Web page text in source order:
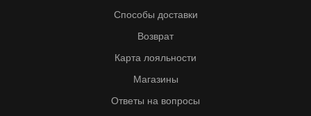
Способы доставки
Возврат
Карта лояльности
Магазины
Ответы на вопросы